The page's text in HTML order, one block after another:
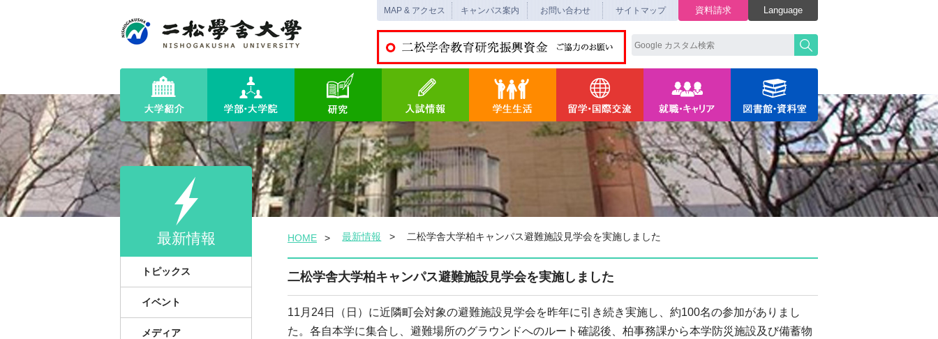
資料請求 Language
MAP & アクセス キャンパス案内 お問い合わせ サイトマップ
最新情報 HOME 最新情報 二松学舎大学柏キャンパス避難施設見学会を実施しました
二松学舎大学柏キャンパス避難施設見学会を実施しました
11月24日（日）に近隣町会対象の避難施設見学会を昨年に引き続き実施し、約100名の参加がありまし
た。各自本学に集合し、避難場所のグラウンドへのルート確認後、柏事務課から本学防災施設及び備蓄物
トピックス
イベント
メディア